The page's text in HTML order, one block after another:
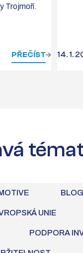
Trojmoří.
PŘEČÍST 14. 1.
BLOG
UNIE
PODPORA